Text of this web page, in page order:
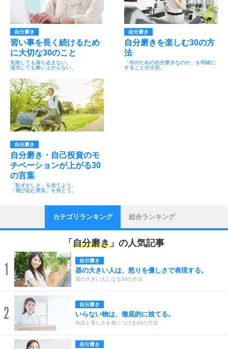
自分磨き
習い事を長く続けるため
に大切な30のこと
失敗しても落ち込まない。
成功しても舞い上がらない。
自分磨き
自分磨きを楽しむ30の方
法
「何のための自分磨きなのか」を明確に
することが大切。
自分磨き
自分磨き・自己投資のモ
チベーションが上がる30
の言葉
「恥ずかしさ」を捨てよう。
「飛び込む勇気」を持とう。
カテゴリランキング 総合ランキング
「 自分磨き 」の人気記事
1 自分磨き
器の大きい人は、怒りを優しさで表現する。
器の大きい人になる30の方法
2 自分磨き
いらない物は、徹底的に捨てる。
気品と美しさを身につける30の方法
自分磨き